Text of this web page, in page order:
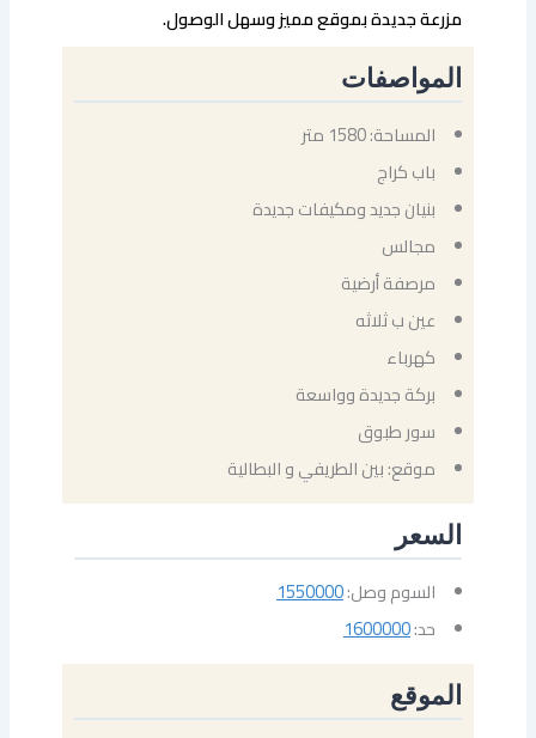
مزرعة جديدة بموقع مميز وسهل الوصول.
المواصفات
المساحة: 1580 متر
باب كراج
بنيان جديد ومكيفات جديدة
مجالس
مرصفة أرضية
عين ب ثلاثه
كهرباء
بركة جديدة وواسعة
سور طبوق
موقع: بين الطريفي و البطالية
السعر
السوم وصل:1550000
حد:1600000
الموقع